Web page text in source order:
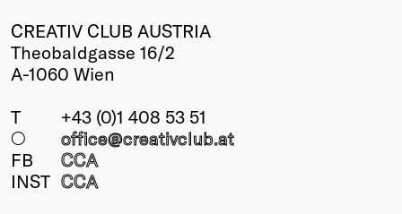
CREATIV CLUB AUSTRIA
Theobaldgasse 16/2
A-1060 Wien
T
+43 (0)1 408 53 51
○
office@creativclub.at
FB
CCA
INST CCA